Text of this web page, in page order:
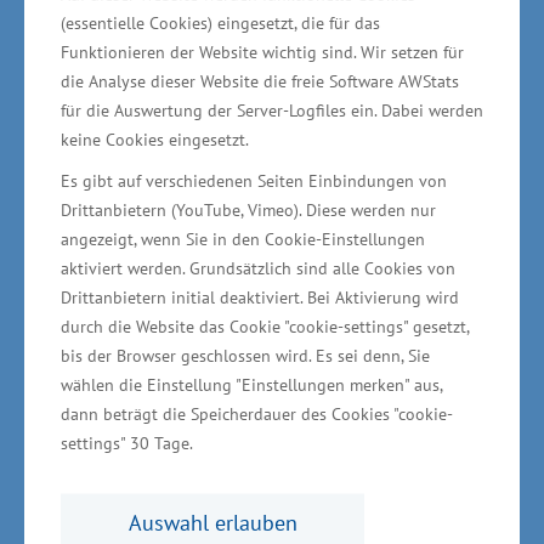
(essentielle Cookies) eingesetzt, die für das
Funktionieren der Website wichtig sind. Wir setzen für
die Analyse dieser Website die freie Software AWStats
für die Auswertung der Server-Logfiles ein. Dabei werden
keine Cookies eingesetzt.
Es gibt auf verschiedenen Seiten Einbindungen von
Drittanbietern (YouTube, Vimeo). Diese werden nur
angezeigt, wenn Sie in den Cookie-Einstellungen
aktiviert werden. Grundsätzlich sind alle Cookies von
Drittanbietern initial deaktiviert. Bei Aktivierung wird
durch die Website das Cookie "cookie-settings" gesetzt,
bis der Browser geschlossen wird. Es sei denn, Sie
wählen die Einstellung "Einstellungen merken" aus,
dann beträgt die Speicherdauer des Cookies "cookie-
settings" 30 Tage.
Auswahl erlauben
Nach seinem Meisterabschluss im Maler- und
Lackiererhandwerk gründete Axel Hochschild
sein Unternehmen im Juli 1990. Derzeit sind in
dem Greifswalder Betrieb 14 Mitarbeiter
beschäftigt – elf Gesellen und je ein
Auszubildender, ein Umschüler und ein
Mitarbeiter über eine Einstiegsqualifizierung.
Nach Unternehmensangaben kommt der
Kundenkreis vorrangig aus der Region. „Ein
Unternehmen über lange Jahre erfolgreich zu
führen, setzt unternehmerisches Denken und
weitsichtige Strategien voraus. Das
ist eine empathische Mitarbeiterführung. Über